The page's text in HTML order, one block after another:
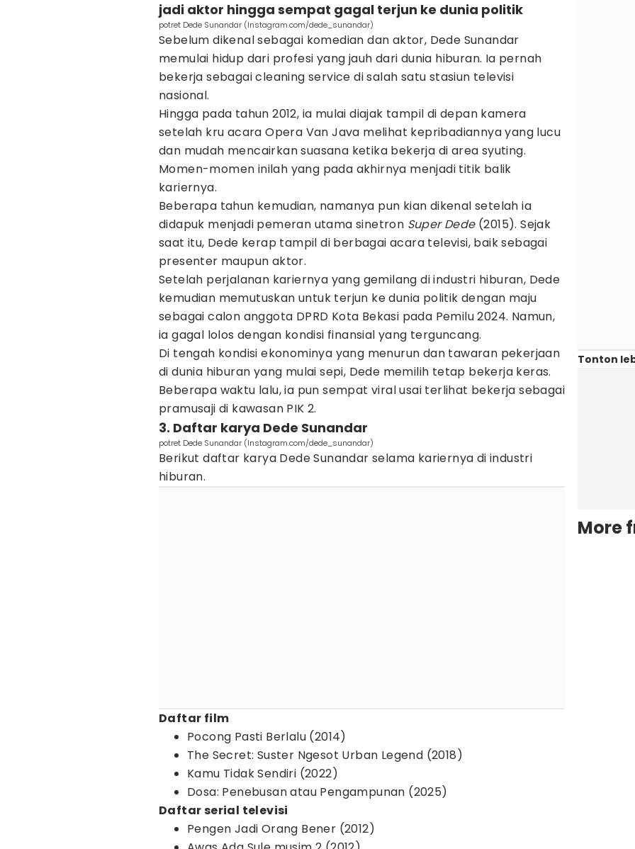
jadi aktor hingga sempat gagal terjun ke dunia politik
potret Dede Sunandar (Instagram.com/dede_sunandar)
Sebelum dikenal sebagai komedian dan aktor, Dede Sunandar
memulai hidup dari profesi yang jauh dari dunia hiburan. Ia pernah
bekerja sebagai cleaning service di salah satu stasiun televisi
nasional.
Hingga pada tahun 2012, ia mulai diajak tampil di depan kamera
setelah kru acara Opera Van Java melihat kepribadiannya yang lucu
dan mudah mencairkan suasana ketika bekerja di area syuting.
Momen-momen inilah yang pada akhirnya menjadi titik balik
kariernya.
Beberapa tahun kemudian, namanya pun kian dikenal setelah ia
didapuk menjadi pemeran utama sinetron Super Dede(2015). Sejak
saat itu, Dede kerap tampil di berbagai acara televisi, baik sebagai
presenter maupun aktor.
Setelah perjalanan kariernya yang gemilang di industri hiburan, Dede
kemudian memutuskan untuk terjun ke dunia politik dengan maju
sebagai calon anggota DPRD Kota Bekasi pada Pemilu 2024. Namun,
ia gagal lolos dengan kondisi finansial yang terguncang.
Di tengah kondisi ekonominya yang menurun dan tawaran pekerjaan
di dunia hiburan yang mulai sepi, Dede memilih tetap bekerja keras.
Beberapa waktu lalu, ia pun sempat viral usai terlihat bekerja sebagai
pramusaji di kawasan PIK 2.
3. Daftar karya Dede Sunandar
potret Dede Sunandar (Instagram.com/dede_sunandar)
Berikut daftar karya Dede Sunandar selama kariernya di industri
hiburan.
Daftar film
Pocong Pasti Berlalu (2014)
The Secret: Suster Ngesot Urban Legend (2018)
Kamu Tidak Sendiri (2022)
Dosa: Penebusan atau Pengampunan (2025)
Daftar serial televisi
Pengen Jadi Orang Bener (2012)
Tonton
More